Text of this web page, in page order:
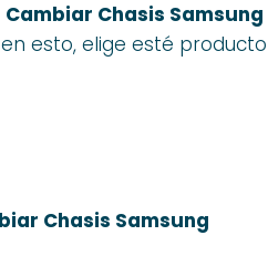
Cambiar Chasis Samsung
esto, elige esté producto
Chasis Samsung